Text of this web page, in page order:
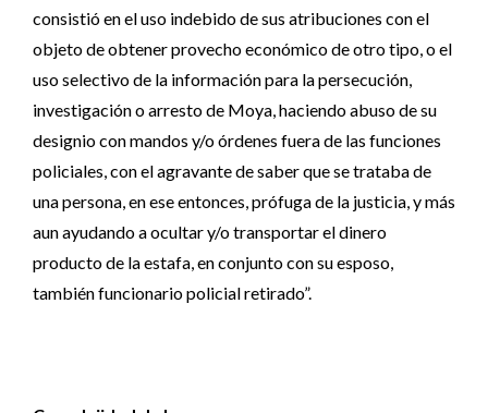
consistió en el uso indebido de sus atribuciones con el
objeto de obtener provecho económico de otro tipo, o el
uso selectivo de la información para la persecución,
investigación o arresto de Moya, haciendo abuso de su
designio con mandos y/o órdenes fuera de las funciones
policiales, con el agravante de saber que se trataba de
una persona, en ese entonces, prófuga de la justicia, y más
aun ayudando a ocultar y/o transportar el dinero
producto de la estafa, en conjunto con su esposo,
también funcionario policial retirado”.